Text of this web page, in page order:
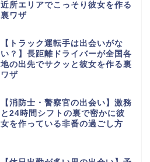
近所エリアでこっそり彼女を作る
裏ワザ
【トラック運転手は出会いがな
い？】長距離ドライバーが全国各
地の出先でサクッと彼女を作る裏
ワザ
【消防士・警察官の出会い】激務
と24時間シフトの裏で密かに彼
女を作っている非番の過ごし方